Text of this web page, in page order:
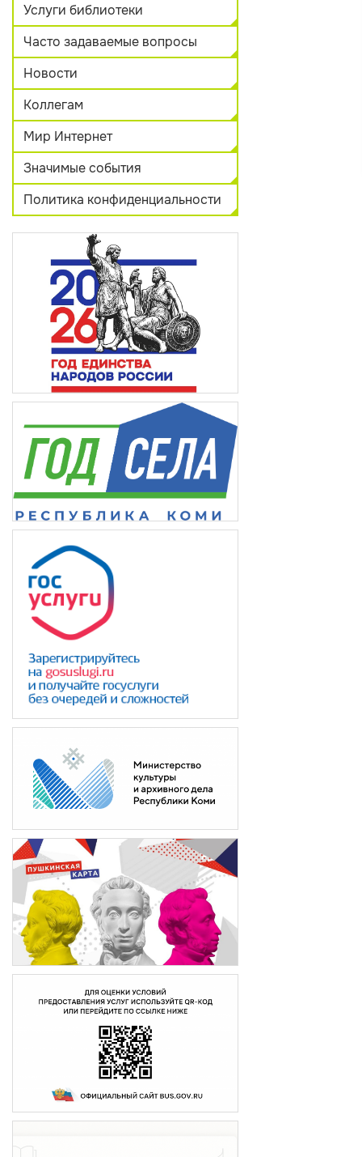
Услуги библиотеки
Часто задаваемые вопросы
Новости
Коллегам
Мир Интернет
Значимые события
Политика конфиденциальности